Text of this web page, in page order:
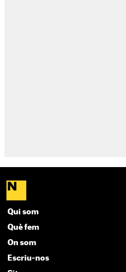
Qui som
Què fem
On som
Escriu-nos